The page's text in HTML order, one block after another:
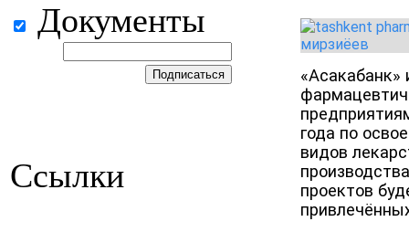
Документы
Ссылки
«Асакабанк»
года по
видов
проектов